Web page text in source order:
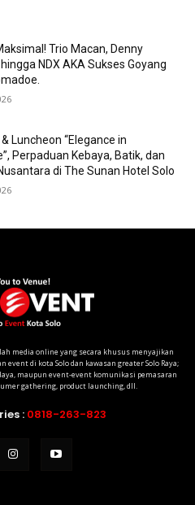
Trio Macan, Denny
NDX AKA Sukses Goyang
Luncheon “Elegance in
Perpaduan Kebaya, Batik, dan
di The Sunan Hotel Solo
media online yang secara khusus menyajikan
di kota Solo dan kawasan greater Solo Raya;
maupun event-event komunikasi pemasaran
gathering, product launching, dll.
: 0818-263-823